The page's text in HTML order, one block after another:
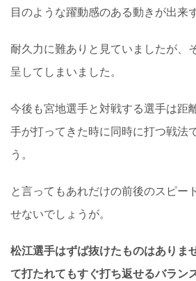
目のような躍動感のある動きが出来
耐久力に難ありと見ていましたが、
呈してしまいました。
今後も宮地選手と対戦する選手は距
手が打ってきた時に同時に打つ戦法
う。
と言ってもあれだけの前後のスピー
せないでしょうが。
松江選手はずば抜けたものはありま
て打たれてもすぐ打ち返せるバラン